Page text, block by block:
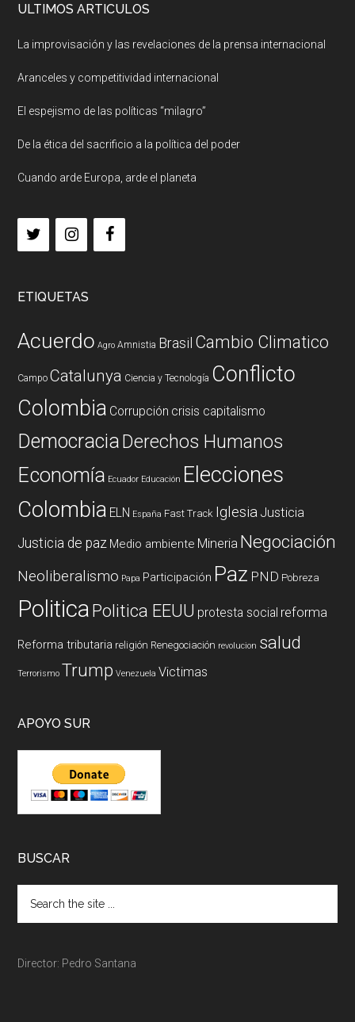
ULTIMOS ARTICULOS
La improvisación y las revelaciones de la prensa internacional
Aranceles y competitividad internacional
El espejismo de las políticas “milagro”
De la ética del sacrificio a la política del poder
Cuando arde Europa, arde el planeta
ETIQUETAS
Acuerdo Agro Amnistia Brasil Cambio Climatico
Campo Catalunya Ciencia y Tecnología Conflicto
Colombia Corrupción crisis capitalismo
DemocraciaDerechos Humanos
Economía Ecuador Educación Elecciones
Colombia ELN España Fast Track Iglesia Justicia
Justicia de paz Medio ambiente Mineria Negociación
Neoliberalismo Papa Participación Paz PND Pobreza
PoliticaPolitica EEUU protesta social reforma
Reforma tributaria religión Renegociación revolucion salud
Terrorismo Trump Venezuela Victimas
APOYO SUR
BUSCAR
Director: Pedro Santana